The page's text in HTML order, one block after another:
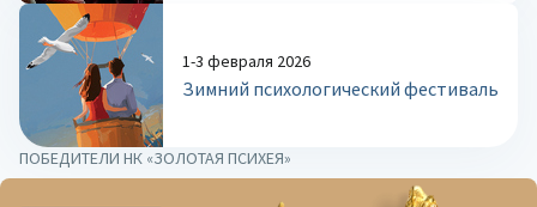
1-3 февраля 2026
Зимний психологический фестиваль
ПОБЕДИТЕЛИ НК «ЗОЛОТАЯ ПСИХЕЯ»